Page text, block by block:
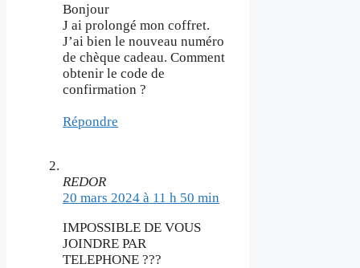
Bonjour
J ai prolongé mon coffret.
J’ai bien le nouveau numéro
de chèque cadeau. Comment
obtenir le code de
confirmation ?
Répondre
REDOR
20 mars 2024 à 11 h 50 min
IMPOSSIBLE DE VOUS
JOINDRE PAR
TELEPHONE ???